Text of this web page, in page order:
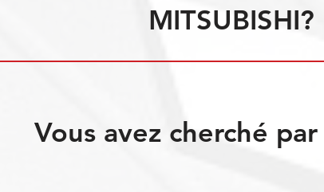
MITSUBISHI?
Vous avez cherché